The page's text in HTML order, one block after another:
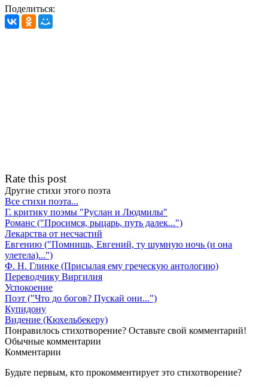
Поделиться:
Rate this post
Другие стихи этого поэта
Все стихи поэта...
Г. критику поэмы "Руслан и Людмилы"
Романс ("Просимся, рыцарь, путь далек...")
Лекарства от несчастий
Евгению ("Помнишь, Евгений, ту шумную ночь (и она
улетела)...")
Ф. Н. Глинке (Присылая ему греческую антологию)
Переводчику Виргилия
Успокоение
Поэт ("Что до богов? Пускай они...")
Купидону
Видение (Кюхельбекеру)
Понравилось стихотворение? Оставьте свой комментарий!
Обычные комментарии
Комментарии
Будьте первым, кто прокомментирует это стихотворение?